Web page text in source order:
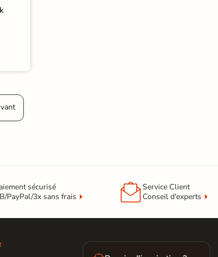
sécurisé
PayPal/3x sans frais
 Service Client
Conseil d'experts